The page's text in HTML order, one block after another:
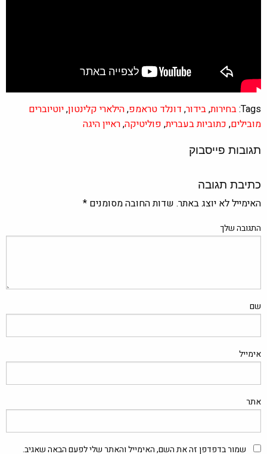
Tags: בחירות,בידור, דונלד טראמפ,הילארי קלינטון,יוטיוברים
מובילים, כתוביות בעברית, פוליטיקה,ראיין היגה
תגובות פייסבוק
כתיבת תגובה
האימייל לא יוצג באתר. שדות החובה מסומנים *
התגובה שלך
שם
אימייל
אתר
שמור בדפדפן זה את השם, האימייל והאתר שלי לפעם הבאה שאגיב.